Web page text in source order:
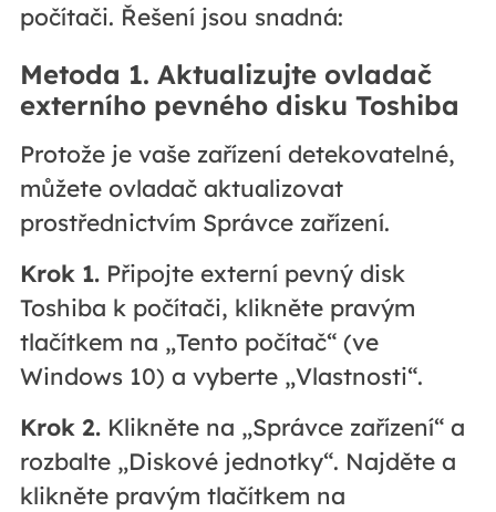
počítači. Řešení jsou snadná:
Metoda 1. Aktualizujte ovladač
externího pevného disku Toshiba
Protože je vaše zařízení detekovatelné,
můžete ovladač aktualizovat
prostřednictvím Správce zařízení.
Krok 1.Připojte externí pevný disk
Toshiba k počítači, klikněte pravým
tlačítkem na „Tento počítač“ (ve
Windows 10) a vyberte „Vlastnosti“.
Krok 2.Klikněte na „Správce zařízení“ a
rozbalte „Diskové jednotky“. Najděte a
klikněte pravým tlačítkem na